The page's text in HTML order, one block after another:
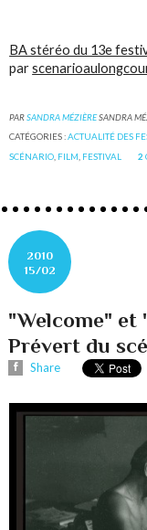
BA stéréo du 13e
par
PARSANDRA MÉZIÈRESANDRA
CATÉGORIES :ACTUALITÉ DES
SCÉNARIO FILM FESTIVAL 2
2010
15/02
"Welcome" et
Prévert du
Share